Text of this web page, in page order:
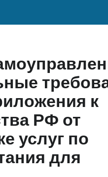
к
РФ от
услуг по
для